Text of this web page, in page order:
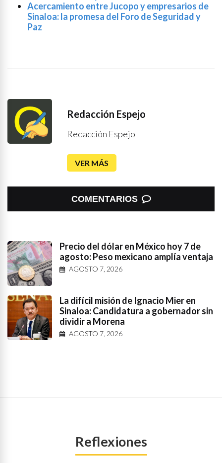
Acercamiento entre Jucopo y empresarios de
Sinaloa: la promesa del Foro de Seguridad y
Paz
Redacción Espejo
Redacción Espejo
VER MÁS
COMENTARIOS
Precio del dólar en México hoy 7 de
agosto: Peso mexicano amplía ventaja
AGOSTO 7, 2026
La difícil misión de Ignacio Mier en
Sinaloa: Candidatura a gobernador sin
dividir a Morena
AGOSTO 7, 2026
Reflexiones